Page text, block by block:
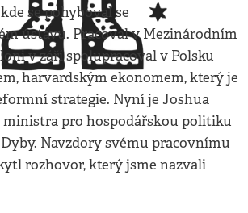
se pohyboval se
ústavu. Pracoval v Mezinárodním
v září spolupracoval v Polsku
harvardským ekonomem, který je
strategie. Nyní je Joshua
ministra pro hospodářskou politiku
Navzdory svému pracovnímu
rozhovor, který jsme nazvali